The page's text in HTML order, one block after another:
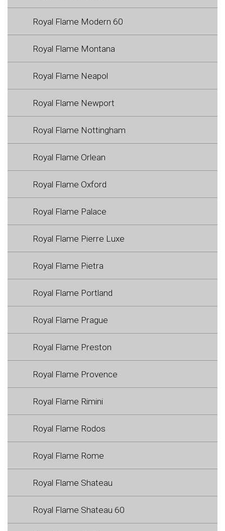
Royal Flame Modern 60
Royal Flame Montana
Royal Flame Neapol
Royal Flame Newport
Royal Flame Nottingham
Royal Flame Orlean
Royal Flame Oxford
Royal Flame Palace
Royal Flame Pierre Luxe
Royal Flame Pietra
Royal Flame Portland
Royal Flame Prague
Royal Flame Preston
Royal Flame Provence
Royal Flame Rimini
Royal Flame Rodos
Royal Flame Rome
Royal Flame Shateau
Royal Flame Shateau 60